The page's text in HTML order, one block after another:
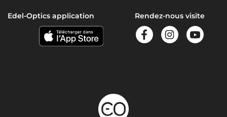
Edel-Optics application Rendez-nous visite